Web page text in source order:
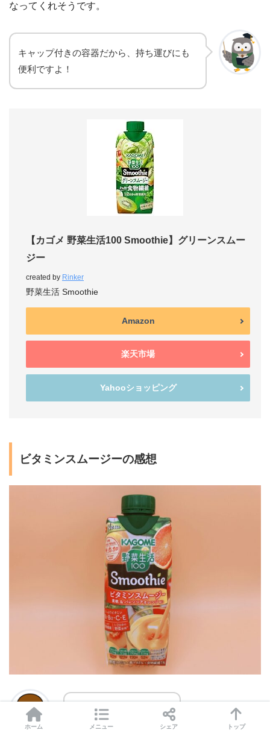
なってくれそうです。
キャップ付きの容器だから、持ち運びにも
便利ですよ！
【カゴメ 野菜生活100 Smoothie】グリーンスムー
ジー
created by Rinker
野菜生活 Smoothie
Amazon
楽天市場
Yahooショッピング
ビタミンスムージーの感想
スッキリして美味しい！
ホーム メニュー シェア トップ